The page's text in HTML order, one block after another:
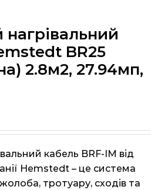
BR25
2.8м2, 27.94мп,
кабель BRF-IM від
Hemstedt – це система
жолоба, тротуару, сходів та